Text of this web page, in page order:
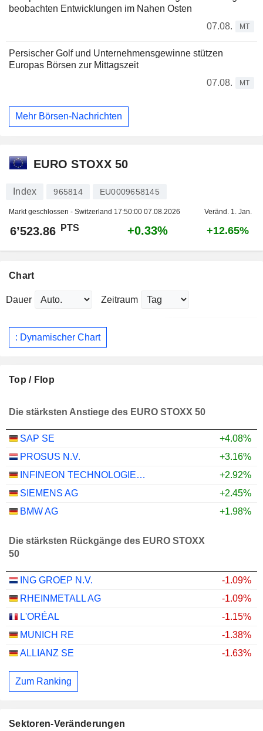
beobachten Entwicklungen im Nahen Osten
07.08.
MT
Persischer Golf und Unternehmensgewinne stützen
Europas Börsen zur Mittagszeit
07.08.
MT
Mehr Börsen-Nachrichten
EURO STOXX 50
Index 965814 EU0009658145
Markt geschlossen - Switzerland 17:50:00 07.08.2026 Veränd. 1. Jan.
6’523.86 PTS +0.33% +12.65%
Chart
Dauer Zeitraum
: Dynamischer Chart
Top / Flop
Die stärksten Anstiege des EURO STOXX 50
SAP SE
+4.08%
PROSUS N.V.
+3.16%
INFINEON TECHNOLOGIES AG
+2.92%
SIEMENS AG
+2.45%
BMW AG
+1.98%
Die stärksten Rückgänge des EURO STOXX
50
ING GROEP N.V.
-1.09%
RHEINMETALL AG
-1.09%
L'ORÉAL
-1.15%
MUNICH RE
-1.38%
ALLIANZ SE
-1.63%
Zum Ranking
Sektoren-Veränderungen